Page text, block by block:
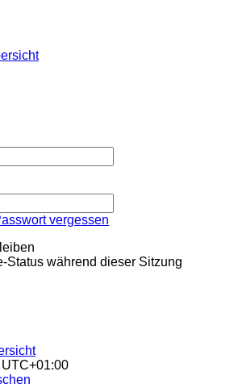
vergessen
Status während dieser Sitzung
UTC+01:00